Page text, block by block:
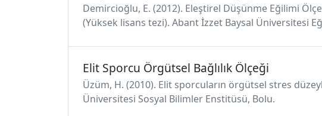
Demircioğlu, E. (2012). Eleştirel Düşünme Eğilimi
(Yüksek lisans tezi). Abant İzzet Baysal Üniversitesi
Elit Sporcu Örgütsel Bağlılık Ölçeği
Üzüm, H. (2010). Elit sporcuların örgütsel stres
Üniversitesi Sosyal Bilimler Enstitüsü, Bolu.